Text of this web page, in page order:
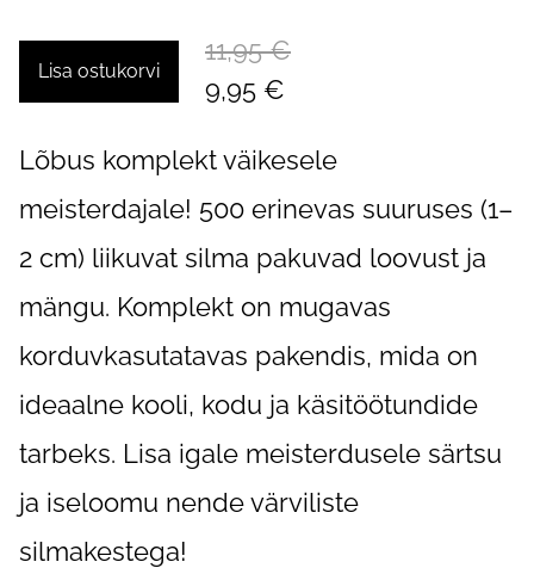
Lisa ostukorvi
11,95 €
9,95 €
Lõbus komplekt väikesele
meisterdajale! 500 erinevas suuruses (1–
2 cm) liikuvat silma pakuvad loovust ja
mängu. Komplekt on mugavas
korduvkasutatavas pakendis, mida on
ideaalne kooli, kodu ja käsitöötundide
tarbeks. Lisa igale meisterdusele särtsu
ja iseloomu nende värviliste
silmakestega!